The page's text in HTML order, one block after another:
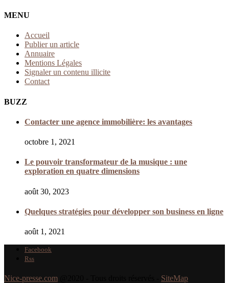
MENU
Accueil
Publier un article
Annuaire
Mentions Légales
Signaler un contenu illicite
Contact
BUZZ
Contacter une agence immobilière: les avantages
octobre 1, 2021
Le pouvoir transformateur de la musique : une
exploration en quatre dimensions
août 30, 2023
Quelques stratégies pour développer son business en ligne
août 1, 2021
Facebook
Rss
Nice-presse.com SiteMap